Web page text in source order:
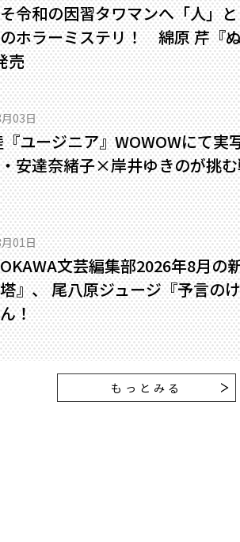
令和の因習タワマンへ――「人」
ホラーミステリ！ 綿原 芹『
売
03日
ユージニア』WOWOWにて実
達奈緒子×岸井ゆきのが挑む
01日
文芸編集部2026年8月の
』、 尾八原ジュージ『予言の
！
もっとみる